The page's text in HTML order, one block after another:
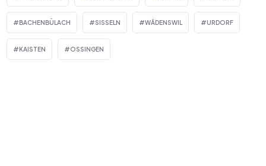
BACHENBÜLACH SISSELN WÄDENSWIL URDORF
KAISTEN OSSINGEN